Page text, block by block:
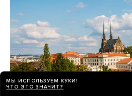
МЫ ИСПОЛЬЗУЕМ КУКИ!
ЧТО ЭТО ЗНАЧИТ?